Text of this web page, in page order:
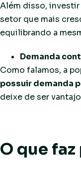
Além disso,
setor que mais
equilibrando a
Demanda
Como falamos, a
possuir demanda
deixe de ser
O que